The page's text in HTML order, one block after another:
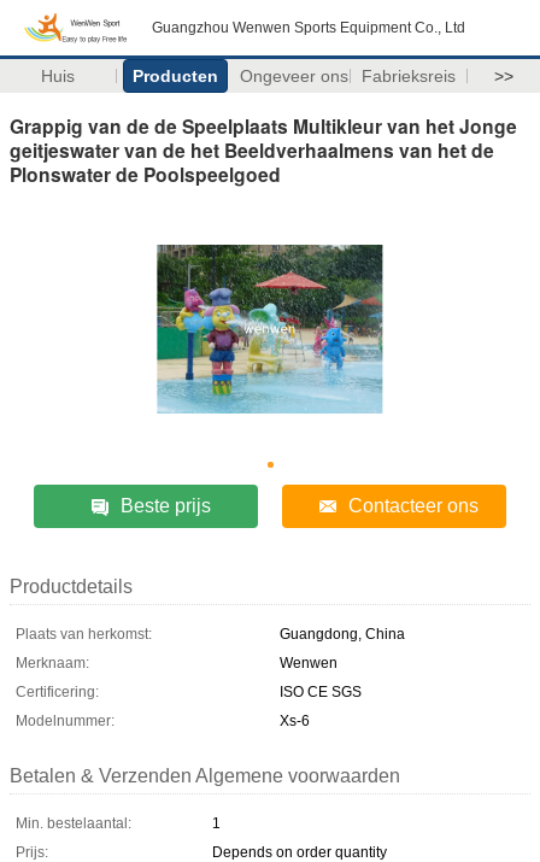
Guangzhou Wenwen Sports Equipment Co., Ltd
Huis Producten Ongeveer ons Fabrieksreis >>
Grappig van de de Speelplaats Multikleur van het Jonge
geitjeswater van de het Beeldverhaalmens van het de
Plonswater de Poolspeelgoed
Beste prijs Contacteer ons
Productdetails
Plaats van herkomst:
Guangdong, China
Merknaam:
Wenwen
Certificering:
ISO CE SGS
Modelnummer:
Xs-6
Betalen & Verzenden Algemene voorwaarden
Min. bestelaantal:
1
Prijs:
Depends on order quantity